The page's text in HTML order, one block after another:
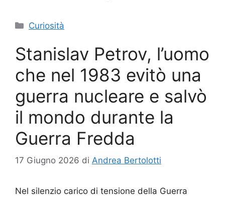
Categorie
Curiosità
Stanislav Petrov, l’uomo
che nel 1983 evitò una
guerra nucleare e salvò
il mondo durante la
Guerra Fredda
17 Giugno 2026 di Andrea Bertolotti
Nel silenzio carico di tensione della Guerra